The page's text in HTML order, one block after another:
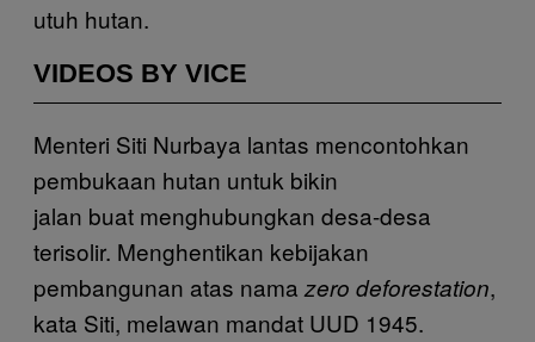
utuh hutan.
VIDEOS BY VICE
Menteri Siti Nurbaya lantas mencontohkan
pembukaan hutan untuk bikin
jalan buat menghubungkan desa-desa
terisolir. Menghentikan kebijakan
pembangunan atas nama zero deforestation,
kata Siti, melawan mandat UUD 1945.